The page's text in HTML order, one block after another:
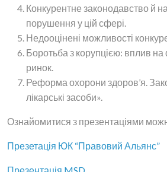
Конкурентне законодавство й
порушення у цій сфері.
Недооцінені можливості
Боротьба з корупцією: вплив
ринок.
Реформа охорони здоров’я.
лікарські засоби».
Ознайомитися з презентаціями
Презетація ЮК “Правовий Альянс”